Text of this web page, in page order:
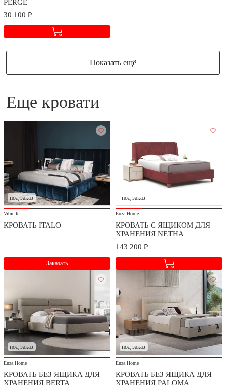
PERGE
30 100 ₽
Показать ещё
еще кровати
под заказ
Vibieffe
КРОВАТЬ ITALO
Заказать
под заказ
Enza Home
КРОВАТЬ С ЯЩИКОМ ДЛЯ
ХРАНЕНИЯ NETHA
143 200 ₽
под заказ
Enza Home
КРОВАТЬ БЕЗ ЯЩИКА ДЛЯ
ХРАНЕНИЯ BERTA
под заказ
Enza Home
КРОВАТЬ БЕЗ ЯЩИКА ДЛЯ
ХРАНЕНИЯ PALOMA